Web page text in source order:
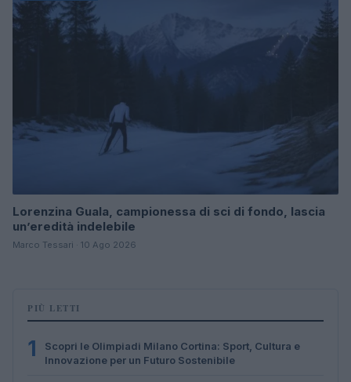
Lorenzina Guala, campionessa di sci di fondo, lascia
un’eredità indelebile
Marco Tessari · 10 Ago 2026
PIÙ LETTI
1
Scopri le Olimpiadi Milano Cortina: Sport, Cultura e
Innovazione per un Futuro Sostenibile